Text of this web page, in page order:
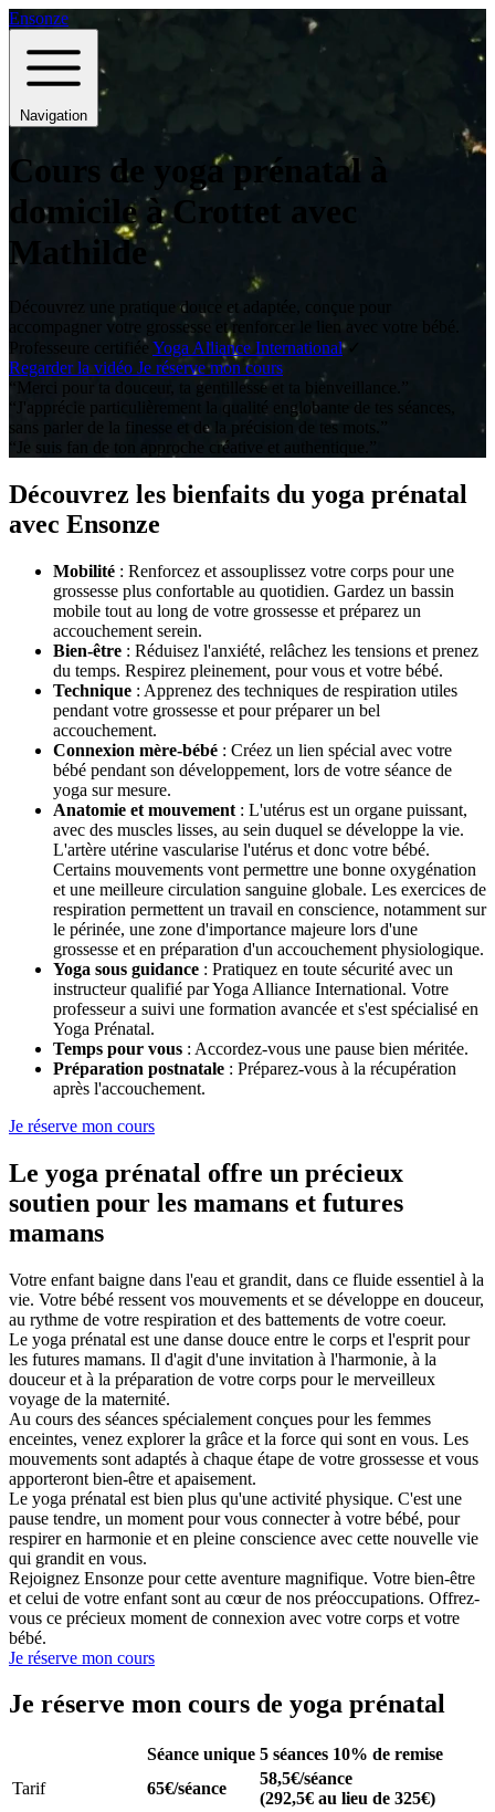
Ensonze
Navigation
Cours de yoga prénatal à
domicile à Crottet avec
Mathilde
Découvrez une pratique douce et adaptée, conçue pour
accompagner votre grossesse et renforcer le lien avec votre bébé.
Professeure certifiée Yoga Alliance International✓
Regarder la vidéo Je réserve mon cours
“Merci pour ta douceur, ta gentillesse et ta bienveillance.”
“J'apprécie particulièrement la qualité englobante de tes séances,
sans parler de la finesse et de la précision de tes mots.”
“Je suis fan de ton approche créative et authentique.”
Découvrez les bienfaits du yoga prénatal
avec Ensonze
Mobilité : Renforcez et assouplissez votre corps pour une
grossesse plus confortable au quotidien. Gardez un bassin
mobile tout au long de votre grossesse et préparez un
accouchement serein.
Bien-être : Réduisez l'anxiété, relâchez les tensions et prenez
du temps. Respirez pleinement, pour vous et votre bébé.
Technique : Apprenez des techniques de respiration utiles
pendant votre grossesse et pour préparer un bel
accouchement.
Connexion mère-bébé : Créez un lien spécial avec votre
bébé pendant son développement, lors de votre séance de
yoga sur mesure.
Anatomie et mouvement : L'utérus est un organe puissant,
avec des muscles lisses, au sein duquel se développe la vie.
L'artère utérine vascularise l'utérus et donc votre bébé.
Certains mouvements vont permettre une bonne oxygénation
et une meilleure circulation sanguine globale. Les exercices de
respiration permettent un travail en conscience, notamment sur
le périnée, une zone d'importance majeure lors d'une
grossesse et en préparation d'un accouchement physiologique.
Yoga sous guidance : Pratiquez en toute sécurité avec un
instructeur qualifié par Yoga Alliance International. Votre
professeur a suivi une formation avancée et s'est spécialisé en
Yoga Prénatal.
Temps pour vous : Accordez-vous une pause bien méritée.
Préparation postnatale : Préparez-vous à la récupération
après l'accouchement.
Je réserve mon cours
Le yoga prénatal offre un précieux
soutien pour les mamans et futures
mamans
Votre enfant baigne dans l'eau et grandit, dans ce fluide essentiel à la
vie. Votre bébé ressent vos mouvements et se développe en douceur,
au rythme de votre respiration et des battements de votre coeur.
Le yoga prénatal est une danse douce entre le corps et l'esprit pour
les futures mamans. Il d'agit d'une invitation à l'harmonie, à la
douceur et à la préparation de votre corps pour le merveilleux
voyage de la maternité.
Au cours des séances spécialement conçues pour les femmes
enceintes, venez explorer la grâce et la force qui sont en vous. Les
mouvements sont adaptés à chaque étape de votre grossesse et vous
apporteront bien-être et apaisement.
Le yoga prénatal est bien plus qu'une activité physique. C'est une
pause tendre, un moment pour vous connecter à votre bébé, pour
respirer en harmonie et en pleine conscience avec cette nouvelle vie
qui grandit en vous.
Rejoignez Ensonze pour cette aventure magnifique. Votre bien-être
et celui de votre enfant sont au cœur de nos préoccupations. Offrez-
vous ce précieux moment de connexion avec votre corps et votre
bébé.
Je réserve mon cours
Je réserve mon cours de yoga prénatal
Séance unique 5 séances 10% de remise
Tarif
65€/séance
58,5€/séance
(292,5€ au lieu de 325€)